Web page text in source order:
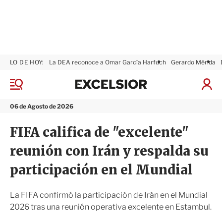
M
n
06 de Agosto de 2026
LO DE HOY: La DEA reconoce a Omar García Harfuch Gerardo Mérida
I
S
ó
x
s
i
r
FIFA califica de "excelente"
reunión con Irán y respalda su
participación en el Mundial
La FIFA confirmó la participación de Irán en el Mundial
2026 tras una reunión operativa excelente en Estambul.